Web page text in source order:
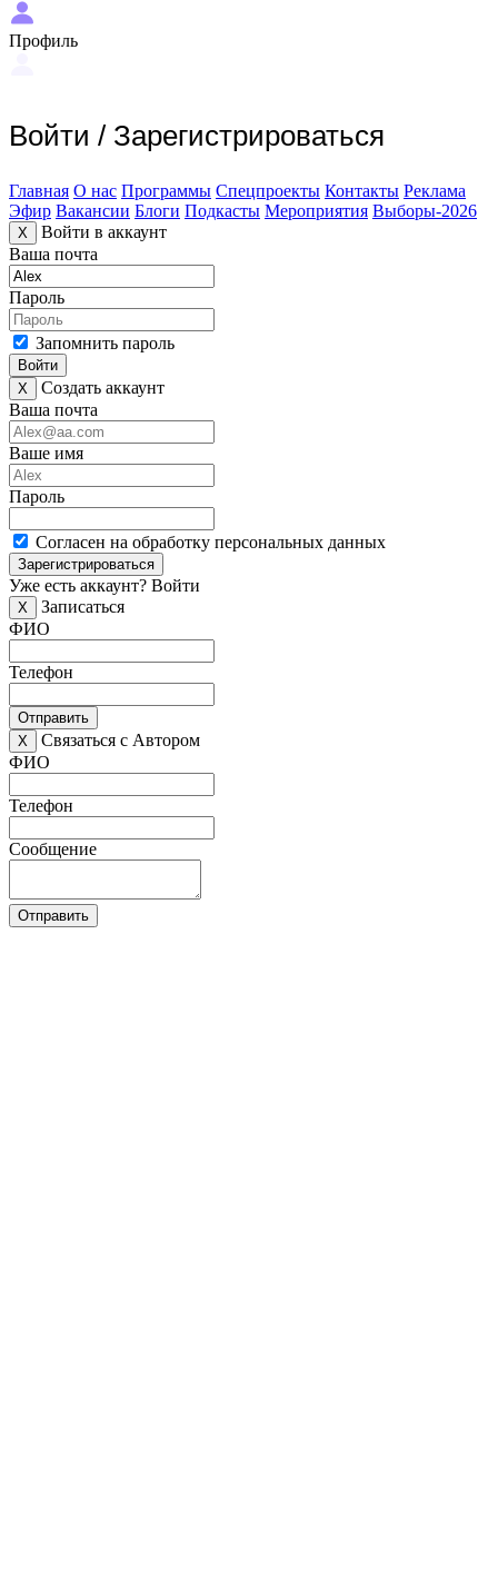
Профиль
Войти / Зарегистрироваться
Главная О нас Программы Спецпроекты Контакты Реклама
Эфир Вакансии Блоги Подкасты Мероприятия Выборы-2026
X
Войти в аккаунт
Ваша почта
Пароль
Запомнить пароль
Войти
X
Создать аккаунт
Ваша почта
Ваше имя
Пароль
Согласен на обработку персональных данных
Зарегистрироваться
Уже есть аккаунт? Войти
X
Записаться
ФИО
Телефон
Отправить
X
Связаться с Автором
ФИО
Телефон
Сообщение
Отправить